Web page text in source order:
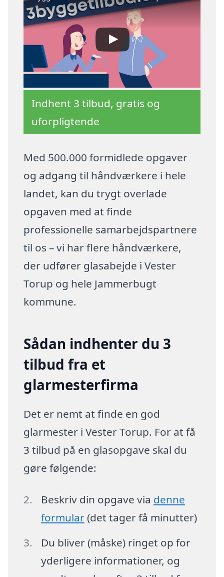
Indhent 3 tilbud, gratis og
uforpligtende
Med 500.000 formidlede opgaver
og adgang til håndværkere i hele
landet, kan du trygt overlade
opgaven med at finde
professionelle samarbejdspartnere
til os – vi har flere håndværkere,
der udfører glasabejde i Vester
Torup og hele Jammerbugt
kommune.
Sådan indhenter du 3
tilbud fra et
glarmesterfirma
Det er nemt at finde en god
glarmester i Vester Torup. For at få
3 tilbud på en glasopgave skal du
gøre følgende:
Beskriv din opgave via denne
formular(det tager få minutter)
Du bliver (måske) ringet op for
yderligere informationer, og